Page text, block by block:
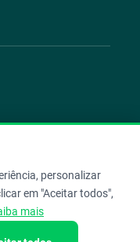
personalizar
em "Aceitar todos",
mais